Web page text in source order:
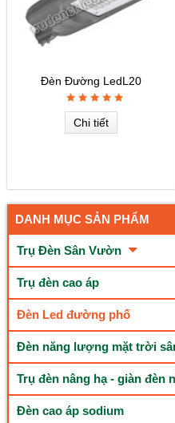
Đèn Đường LedL20
Chi tiết
DANH MỤC SẢN PHẨM
Trụ Đèn Sân Vườn
Trụ đèn cao áp
Đèn Led đường phố
Đèn năng lượng mặt trời
Trụ đèn nâng hạ - giàn đèn
Đèn cao áp sodium